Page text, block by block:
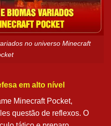
no universo Minecraft
em alto nível
Minecraft Pocket,
questão de reflexos. O